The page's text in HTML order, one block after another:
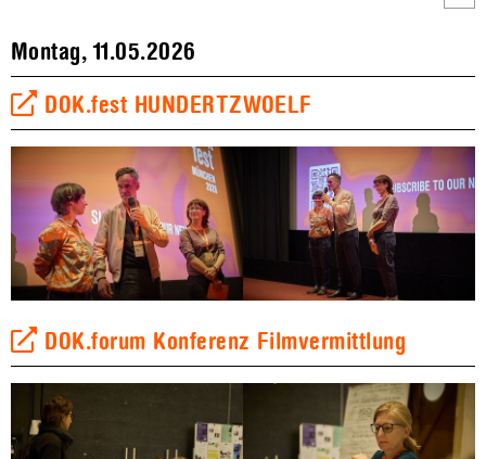
Montag, 11.05.2026
DOK.fest HUNDERTZWOELF
DOK.forum Konferenz Filmvermittlung